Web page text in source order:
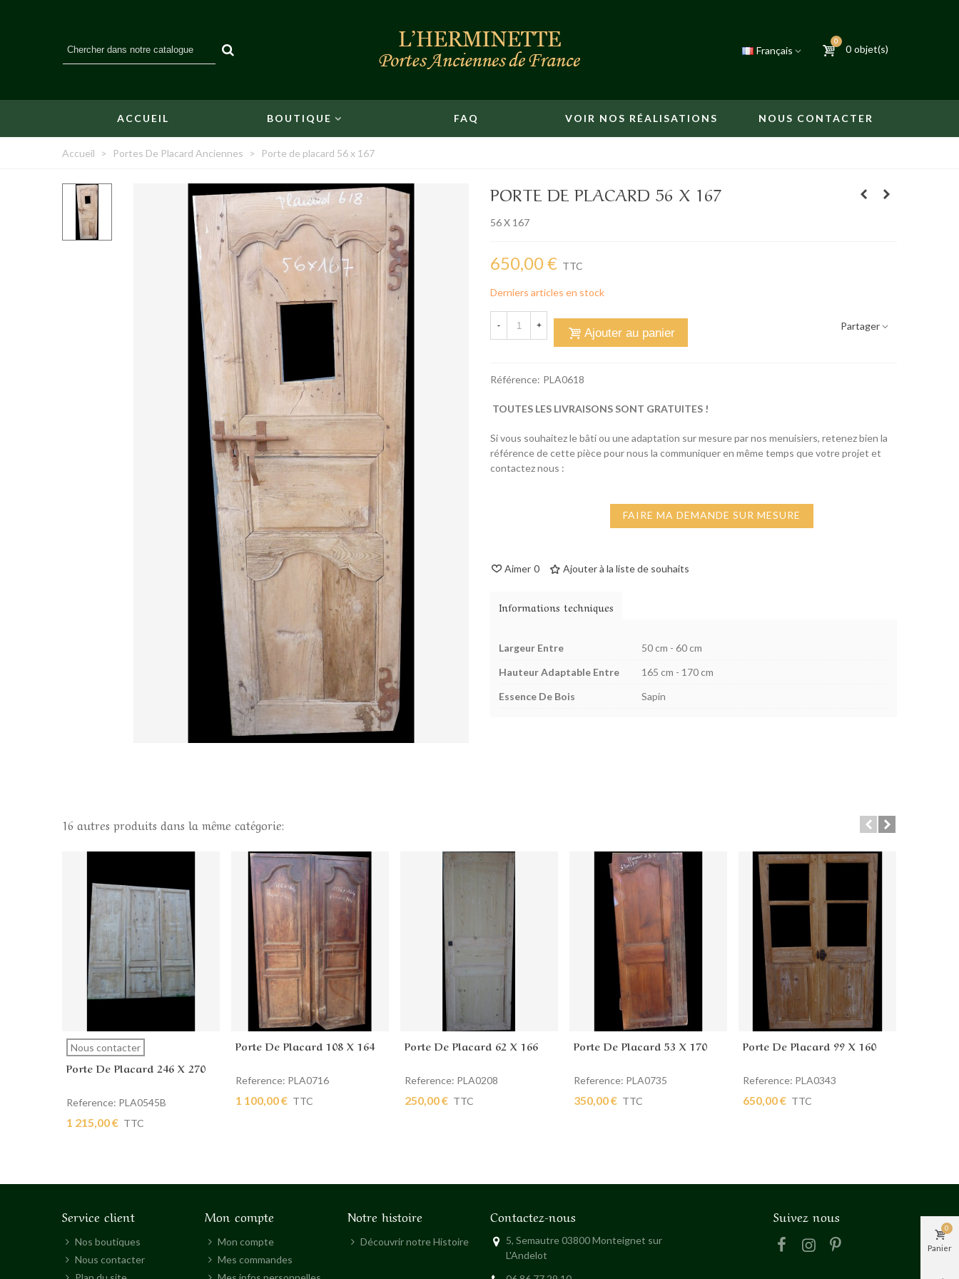
Français
0
0 objet(s)
ACCUEIL BOUTIQUE FAQ VOIR NOS RÉALISATIONS NOUS CONTACTER
Accueil > Portes De Placard Anciennes > Porte de placard 56 x 167
PORTE DE PLACARD 56 X 167
56 X 167
650,00 € TTC
Derniers articles en stock
- +
Ajouter au panier
Partager
Référence: PLA0618
TOUTES LES LIVRAISONS SONT GRATUITES !
Si vous souhaitez le bâti ou une adaptation sur mesure par nos menuisiers, retenez bien la
référence de cette pièce pour nous la communiquer en même temps que votre projet et
contactez nous :
FAIRE MA DEMANDE SUR MESURE
Aimer 0 Ajouter à la liste de souhaits
Informations techniques
Largeur Entre
50 cm - 60 cm
Hauteur Adaptable Entre
165 cm - 170 cm
Essence De Bois
Sapin
16 autres produits dans la même catégorie:
Afficher plus
Nous contacter
Porte De Placard 246 X 270
Reference: PLA0545B
1 215,00 € TTC
Ajouter au panier
Porte De Placard 108 X 164
Reference: PLA0716
1 100,00 € TTC
Ajouter au panier
Porte De Placard 62 X 166
Reference: PLA0208
250,00 € TTC
Ajouter au panier
Porte De Placard 53 X 170
Reference: PLA0735
350,00 € TTC
Ajouter au panier
Porte De Placard 99 X 160
Reference: PLA0343
650,00 € TTC
Service client
Nos boutiques
Nous contacter
Mon compte
Mon compte
Mes commandes
Notre histoire
Découvrir notre Histoire
Contactez-nous
5, Semautre 03800 Monteignet sur
L'Andelot
Suivez nous
Panier
0